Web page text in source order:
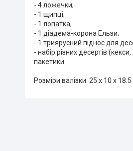
- 4 ложечки;
- 1 щипці;
- 1 лопатка;
- 1 діадема-корона Ельзи;
- 1 триярусний піднос для
- набір різних десертів
пакетики.
Розміри валізки: 25 х 10 х